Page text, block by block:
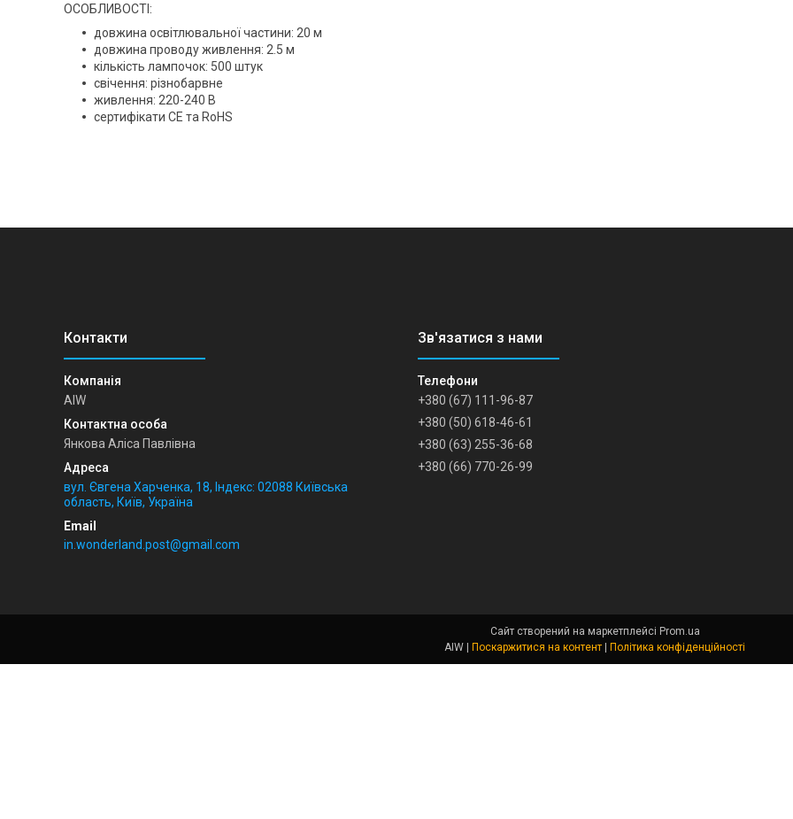
ОСОБЛИВОСТІ:
довжина освітлювальної частини: 20 м
довжина проводу живлення: 2.5 м
кількість лампочок: 500 штук
свічення: різнобарвне
живлення: 220-240 В
сертифікати CE та RoHS
AIW
Янкова Аліса Павлівна
вул. Євгена Харченка, 18, Індекс: 02088 Київська
область, Київ, Україна
in.wonderland.post@gmail.com
+380 (67) 111-96-87
+380 (50) 618-46-61
+380 (63) 255-36-68
+380 (66) 770-26-99
Сайт створений на маркетплейсі Prom.ua
AIW | Поскаржитися на контент | Політика конфіденційності